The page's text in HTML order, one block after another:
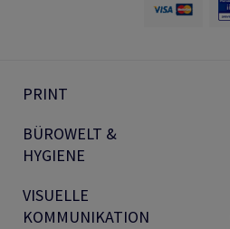
PRINT
BÜROWELT &
HYGIENE
VISUELLE
KOMMUNIKATION